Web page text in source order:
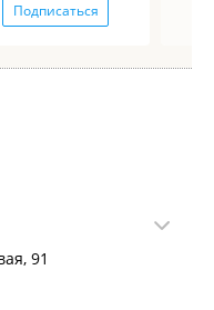
Подписаться
91